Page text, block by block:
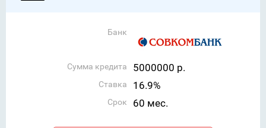
Банк
Сумма кредита 5000000 р.
Ставка 16.9%
Срок 60 мес.